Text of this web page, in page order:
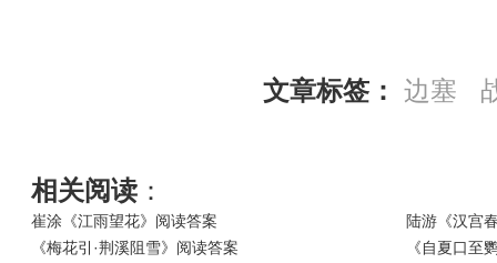
文章标签： 边塞
相关阅读 ：
崔涂《江雨望花》阅读答案
陆游《汉宫
《梅花引·荆溪阻雪》阅读答案
《自夏口至